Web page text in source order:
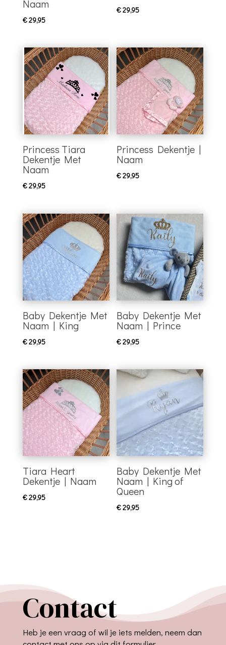
Naam
€29,95
€29,95
Princess Tiara
Dekentje Met
Naam
€29,95
Princess Dekentje |
Naam
€29,95
Baby Dekentje Met
Naam | King
€29,95
Baby Dekentje Met
Naam | Prince
€29,95
Tiara Heart
Dekentje | Naam
€29,95
Baby Dekentje Met
Naam | King of
Queen
€29,95
Contact
Heb je een vraag of wil je iets melden, neem dan